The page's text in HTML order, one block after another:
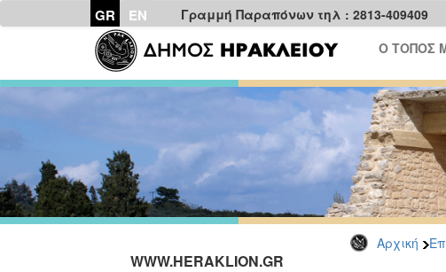
GR EN Γραμμή Παραπόνων τηλ : 2813-409409
Ο ΤΟΠΟΣ
Αρχική
WWW.HERAKLION.GR